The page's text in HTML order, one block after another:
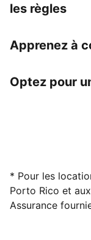
les règles
Apprenez à
Optez pour
Accueillez
* Pour les
Porto Rico et
Assurance